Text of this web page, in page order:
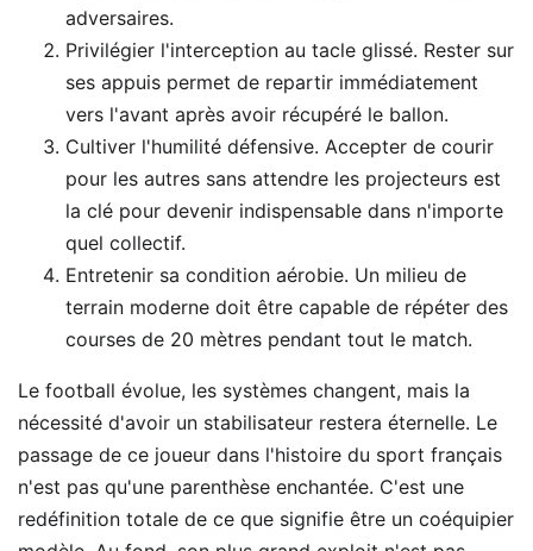
adversaires.
Privilégier l'interception au tacle glissé. Rester sur
ses appuis permet de repartir immédiatement
vers l'avant après avoir récupéré le ballon.
Cultiver l'humilité défensive. Accepter de courir
pour les autres sans attendre les projecteurs est
la clé pour devenir indispensable dans n'importe
quel collectif.
Entretenir sa condition aérobie. Un milieu de
terrain moderne doit être capable de répéter des
courses de 20 mètres pendant tout le match.
Le football évolue, les systèmes changent, mais la
nécessité d'avoir un stabilisateur restera éternelle. Le
passage de ce joueur dans l'histoire du sport français
n'est pas qu'une parenthèse enchantée. C'est une
redéfinition totale de ce que signifie être un coéquipier